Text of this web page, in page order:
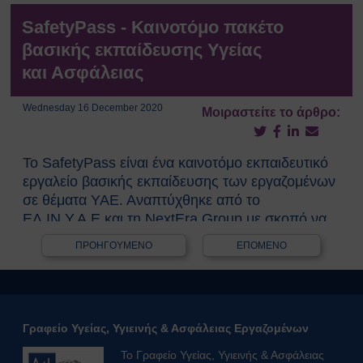
Κτιρίων
Συνοπτικοί Οδηγοί ΥΑΕ
Ακτινοβολία
Βιολογικοί παράγοντες
Kινδύνου
Εργονομία
Ηλεκτρικός Κίνδυνος
Μέσα Ατομικής Προστασίας
Πυροπροστασία
Χημικές Ουσίες
Οδηγίες για Επισκέπτες
Συνεργάτη
Πρώτες Βοήθειες
Μαθήματα καρδιοαναπνευστικής
SafetyPass - Καινοτόμο πακέτο
βασικής εκπαίδευσης Υγείας
και Ασφάλειας
Wednesday 16 December 2020 Μοιραστείτε το άρθρο:
Το SafetyPass είναι ένα καινοτόμο εκπαιδευτικό
εργαλείο βασικής εκπαίδευσης των εργαζομένων
σε θέματα ΥΑΕ. Αναπτύχθηκε από το
ΕΛ.ΙΝ.Υ.Α.Ε και τη NextEra Group με σκοπό να
διασφαλίσει ένα ελάχιστο ενιαίο επίπεδο
ΥΑΕ. Μέσω ενός σύντομου, απλού στη γλώσσα
και ελκυστικού στην παρουσίαση περιεχομένου,
περιλαμβάνει όλες τις βασικές γνώσεις που θα
πρέπει να έχει ένας εργαζόμενος, ανεξαρτήτως
ΠΡΟΗΓΟΥΜΕΝΟ ΕΠΟΜΕΝΟ
Γραφείο Υγείας, Υγιεινής & Ασφάλειας Εργαζομένων
Το Γραφείο Υγείας, Υγιεινής & Ασφάλειας